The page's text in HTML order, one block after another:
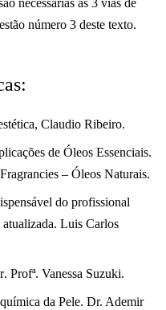
necessárias as 3 vias de
número 3 deste texto.
, Claudio Ribeiro.
de Óleos Essenciais.
– Óleos Naturais.
do profissional
atualizada. Luis Carlos
. Profª. Vanessa Suzuki.
da Pele. Dr. Ademir